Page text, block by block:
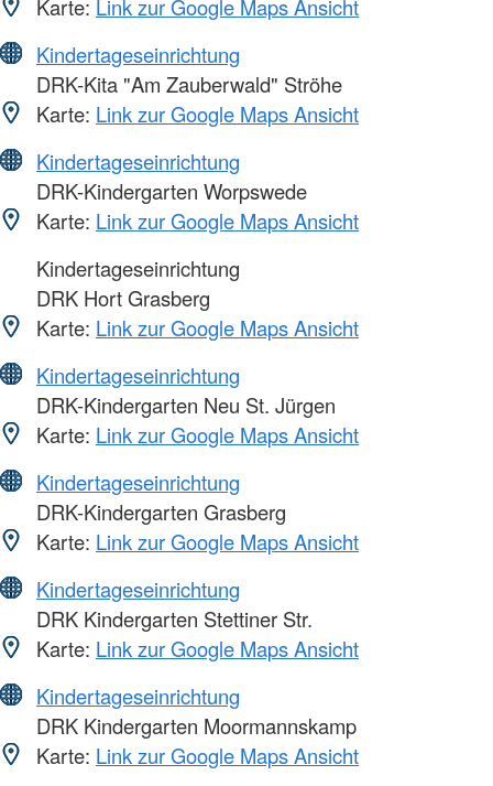
Karte: Link zur Google Maps Ansicht
Kindertageseinrichtung
DRK-Kita "Am Zauberwald" Ströhe
Karte: Link zur Google Maps Ansicht
Kindertageseinrichtung
DRK-Kindergarten Worpswede
Karte: Link zur Google Maps Ansicht
Kindertageseinrichtung
DRK Hort Grasberg
Karte: Link zur Google Maps Ansicht
Kindertageseinrichtung
DRK-Kindergarten Neu St. Jürgen
Karte: Link zur Google Maps Ansicht
Kindertageseinrichtung
DRK-Kindergarten Grasberg
Karte: Link zur Google Maps Ansicht
Kindertageseinrichtung
DRK Kindergarten Stettiner Str.
Karte: Link zur Google Maps Ansicht
Kindertageseinrichtung
DRK Kindergarten Moormannskamp
Karte: Link zur Google Maps Ansicht